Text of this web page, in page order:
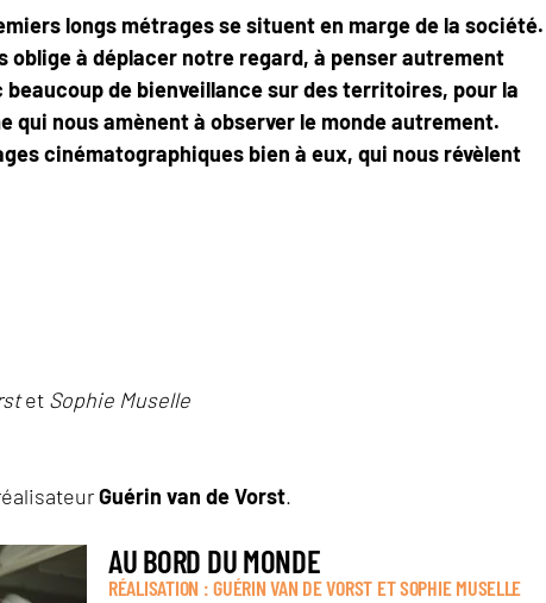
longs métrages se situent en marge de la société.
à déplacer notre regard, à penser autrement
de bienveillance sur des territoires, pour la
qui nous amènent à observer le monde autrement.
cinématographiques bien à eux, qui nous révèlent
et Sophie Muselle
Guérin van de Vorst.
AU BORD DU MONDE
RÉALISATION : GUÉRIN VAN DE VORST ET SOPHIE MUSELLE